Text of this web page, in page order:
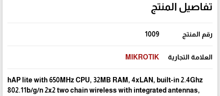
تفاصيل المنتج
رقم المنتج 1009
العلامة التجارية MIKROTIK
hAP lite with 650MHz CPU, 32MB RAM, 4xLAN, built-in 2.4Ghz
802.11b/g/n 2x2 two chain wireless with integrated antennas,